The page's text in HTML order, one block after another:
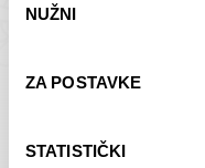
pristanka
NUŽNI
ZA POSTAVKE
STATISTIČKI